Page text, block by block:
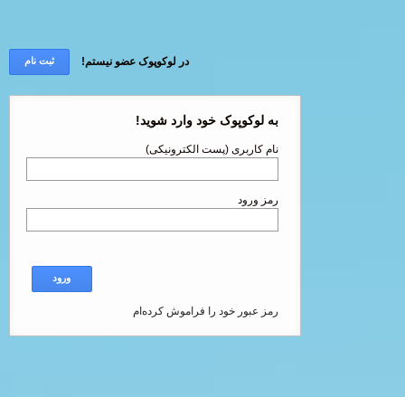
ثبت نام در لوکوپوک عضو نیستم!
به لوکوپوک خود وارد شوید!
نام کاربری (پست الکترونیکی)
رمز ورود
ورود
رمز عبور خود را فراموش کرده‌ام